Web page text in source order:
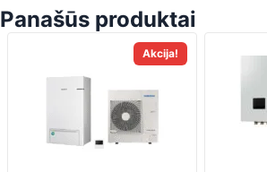
Panašūs produktai
Akcija!